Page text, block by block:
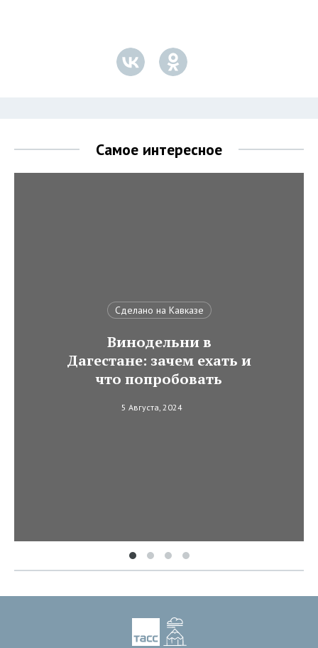
Самое интересное
Сделано на Кавказе
Винодельни в
Дагестане: зачем ехать и
что попробовать
5 Августа, 2024